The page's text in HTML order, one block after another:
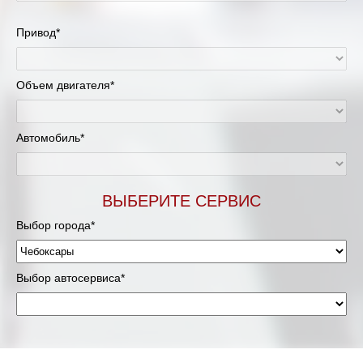
Привод*
Объем двигателя*
Автомобиль*
ВЫБЕРИТЕ СЕРВИС
Выбор города*
Выбор автосервиса*